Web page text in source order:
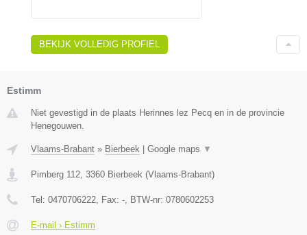
BEKIJK VOLLEDIG PROFIEL
Estimm
Niet gevestigd in de plaats Herinnes lez Pecq en in de provincie
Henegouwen.
Vlaams-Brabant » Bierbeek Google maps ▼
Pimberg 112 3360 Bierbeek (Vlaams-Brabant)
Tel: 0470706222 , Fax: - , BTW-nr: 0780602253
E-mail › Estimm